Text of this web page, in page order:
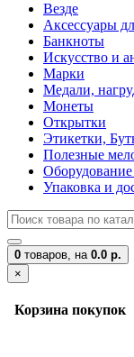
Везде
Аксессуары
Банкноты
Искусство и
Марки
Медали,
Монеты
Открытки
Этикетки,
Полезные
Оборудование
Упаковка и
0 товаров, на 0.0 р.
×
Корзина покупок